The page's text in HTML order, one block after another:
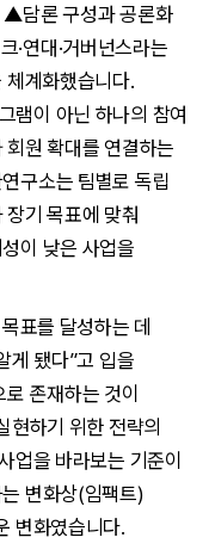
▲담론 구성과 공론화
연대·거버넌스라는
계화했습니다.
램이 아닌 하나의 참여
원 확대를 연결하는
구소는 팀별로 독립
기 목표에 맞춰
이 낮은 사업을
표를 달성하는 데
게 됐다”고 입을
존재하는 것이
현하기 위한 전략의
업을 바라보는 기준이
변화상(임팩트)
변화였습니다.